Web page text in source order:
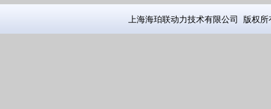
上海海珀联动力技术有限公司 版权